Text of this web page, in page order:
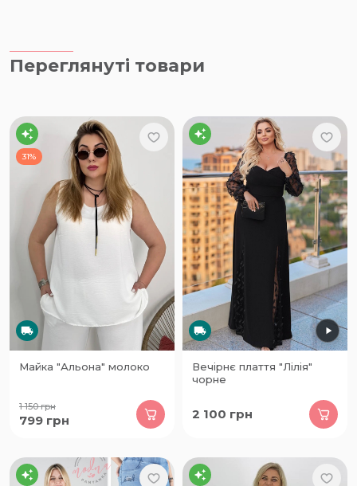
Переглянуті товари
31%
Майка "Альона" молоко
1 150грн
799 грн
Вечірнє плаття "Лілія"
чорне
2 100 грн